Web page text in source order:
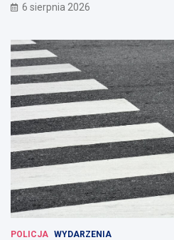
6 sierpnia 2026
POLICJA WYDARZENIA